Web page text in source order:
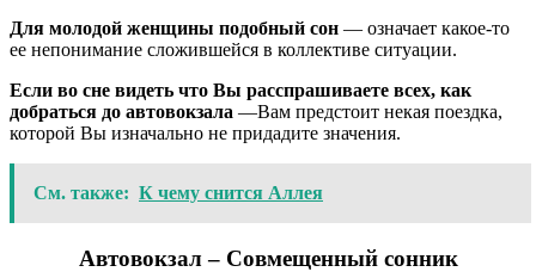
Для молодой женщины подобный сон — означает какое-то
ее непонимание сложившейся в коллективе ситуации.
Если во сне видеть что Вы расспрашиваете всех, как
добраться до автовокзала —Вам предстоит некая поездка,
которой Вы изначально не придадите значения.
См. также: К чему снится Аллея
Автовокзал – Совмещенный сонник